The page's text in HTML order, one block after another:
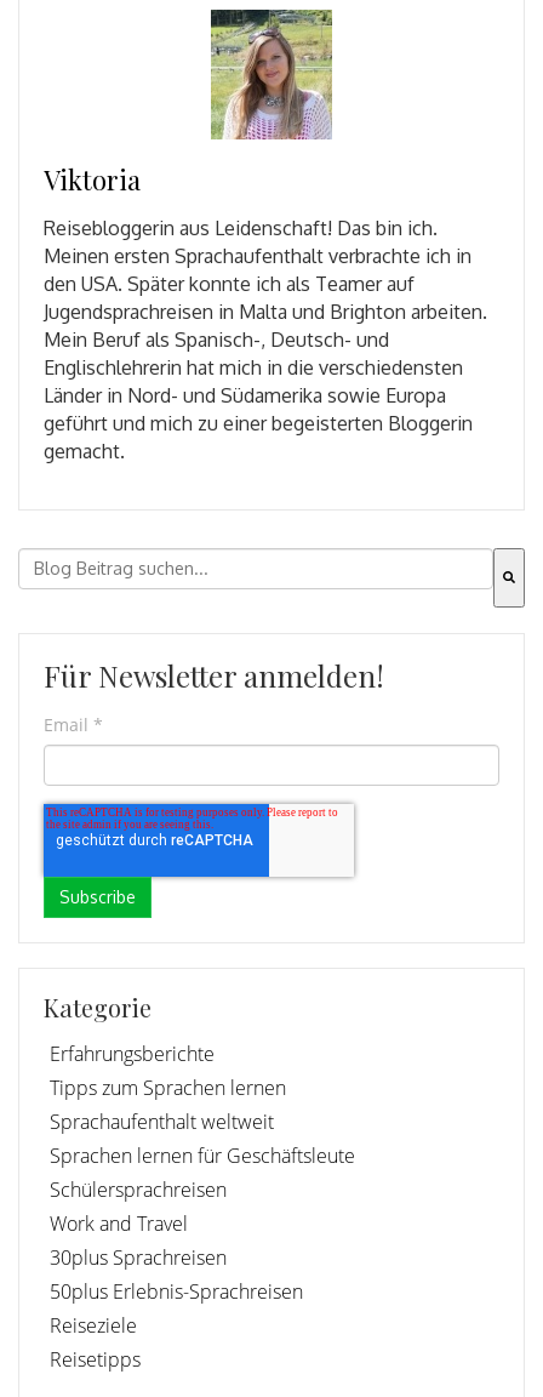
Viktoria
Reisebloggerin aus Leidenschaft! Das bin ich.
Meinen ersten Sprachaufenthalt verbrachte ich in
den USA. Später konnte ich als Teamer auf
Jugendsprachreisen in Malta und Brighton arbeiten.
Mein Beruf als Spanisch-, Deutsch- und
Englischlehrerin hat mich in die verschiedensten
Länder in Nord- und Südamerika sowie Europa
geführt und mich zu einer begeisterten Bloggerin
gemacht.
Dies ist ein Suchfeld mit einer automatischen
Für Newsletter anmelden!
Email *
Kategorie
Erfahrungsberichte
Tipps zum Sprachen lernen
Sprachaufenthalt weltweit
Sprachen lernen für Geschäftsleute
Schülersprachreisen
Work and Travel
30plus Sprachreisen
50plus Erlebnis-Sprachreisen
Reiseziele
Reisetipps